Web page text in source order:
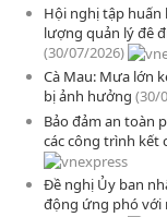
Hội nghị tập
lượng quản lý đê
(30/07/2026)
Cà Mau: Mưa lớn
bị ảnh hưởng (30/
Bảo đảm an toàn
các công trình kết
Đề nghị Ủy ban
động ứng phó với